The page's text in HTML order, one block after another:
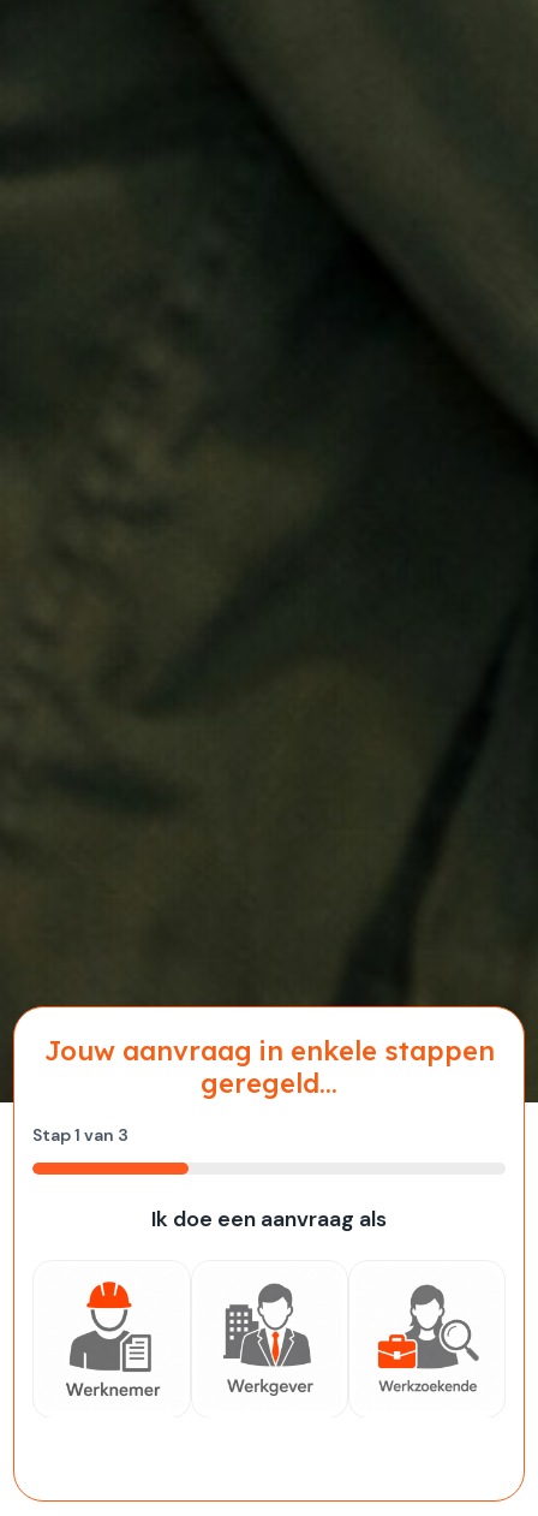
Jouw aanvraag in enkele stappen
geregeld...
Stap1 van 3
33%
Ik doe een aanvraag als